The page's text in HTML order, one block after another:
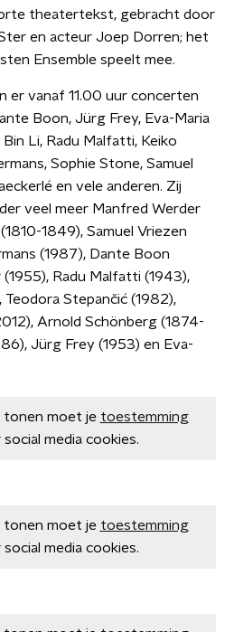
theatertekst, gebracht door
en acteur Joep Dorren; het
Ensemble speelt mee.
er vanaf 11.00 uur concerten
Boon, Jürg Frey, Eva-Maria
Bin Li, Radu Malfatti, Keiko
Sophie Stone, Samuel
en vele anderen. Zij
veel meer Manfred Werder
(1810-1849), Samuel Vriezen
(1987), Dante Boon
Radu Malfatti (1943),
Stepančić (1982),
Arnold Schönberg (1874-
Jürg Frey (1953) en Eva-
tonen moet je toestemming
media cookies.
tonen moet je toestemming
media cookies.